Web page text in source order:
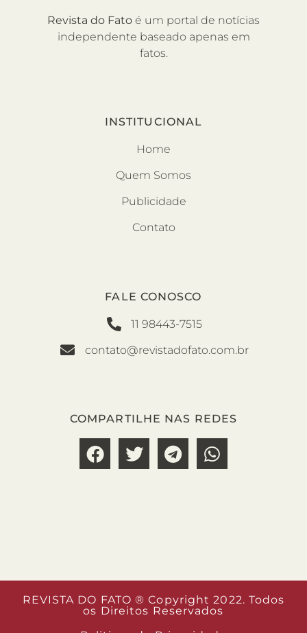
Revista do Fato é um portal de notícias
independente baseado apenas em
fatos.
INSTITUCIONAL
Home
Quem Somos
Publicidade
Contato
FALE CONOSCO
11 98443-7515
contato@revistadofato.com.br
COMPARTILHE NAS REDES
REVISTA DO FATO ® Copyright 2022. Todos
os Direitos Reservados